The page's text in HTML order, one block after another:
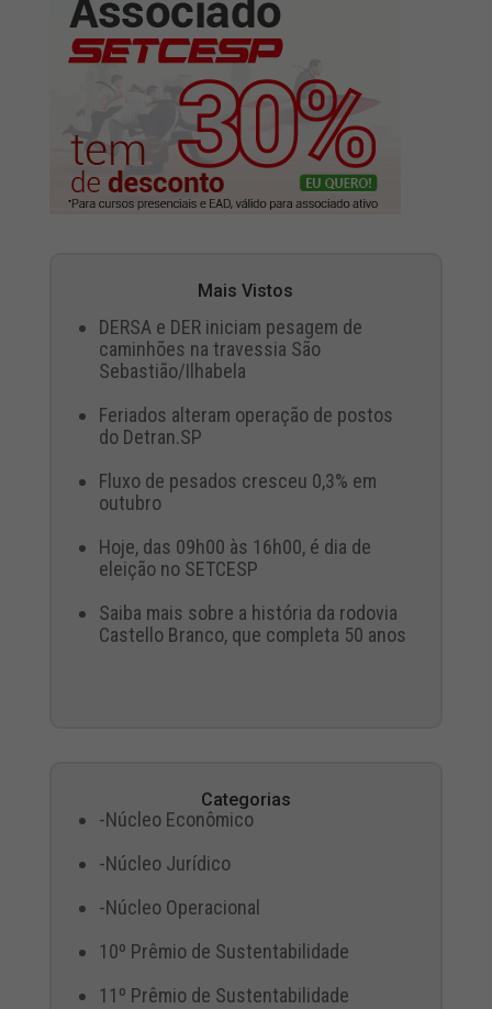
Mais Vistos
DERSA e DER iniciam pesagem de
caminhões na travessia São
Sebastião/Ilhabela
Feriados alteram operação de postos
do Detran.SP
Fluxo de pesados cresceu 0,3% em
outubro
Hoje, das 09h00 às 16h00, é dia de
eleição no SETCESP
Saiba mais sobre a história da rodovia
Castello Branco, que completa 50 anos
Categorias
-Núcleo Econômico
-Núcleo Jurídico
-Núcleo Operacional
10º Prêmio de Sustentabilidade
11º Prêmio de Sustentabilidade